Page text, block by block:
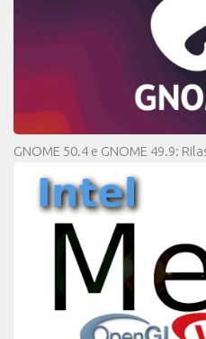
GNOME 50.4 e GNOME 49.9: